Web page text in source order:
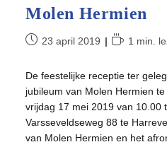
Molen Hermien
Bericht
op:
23 april 2019 Leestijd:
1 min.
De feestelijke receptie ter
jubileum van Molen Hermien
vrijdag 17 mei 2019 van 10.00
Varsseveldseweg 88 te
van Molen Hermien en het